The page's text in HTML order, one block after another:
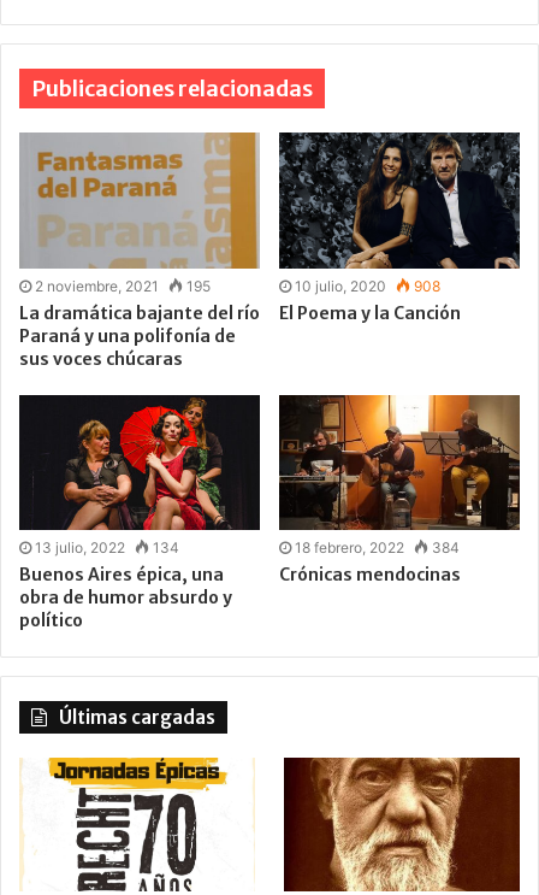
Publicaciones relacionadas
2 noviembre, 2021 195
La dramática bajante del río
Paraná y una polifonía de
sus voces chúcaras
10 julio, 2020 908
El Poema y la Canción
13 julio, 2022 134
Buenos Aires épica, una
obra de humor absurdo y
político
18 febrero, 2022 384
Crónicas mendocinas
Últimas cargadas